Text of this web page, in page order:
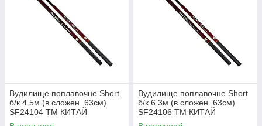
Вудилище поплавочне Short
б/к 4.5м (в сложен. 63см)
SF24104 ТМ КИТАЙ
Вудилище поплавочне Short
б/к 6.3м (в сложен. 63см)
SF24106 ТМ КИТАЙ